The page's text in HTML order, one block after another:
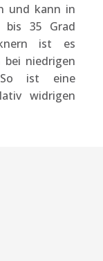
und kann in
bis 35 Grad
ist es
bei niedrigen
So ist eine
widrigen